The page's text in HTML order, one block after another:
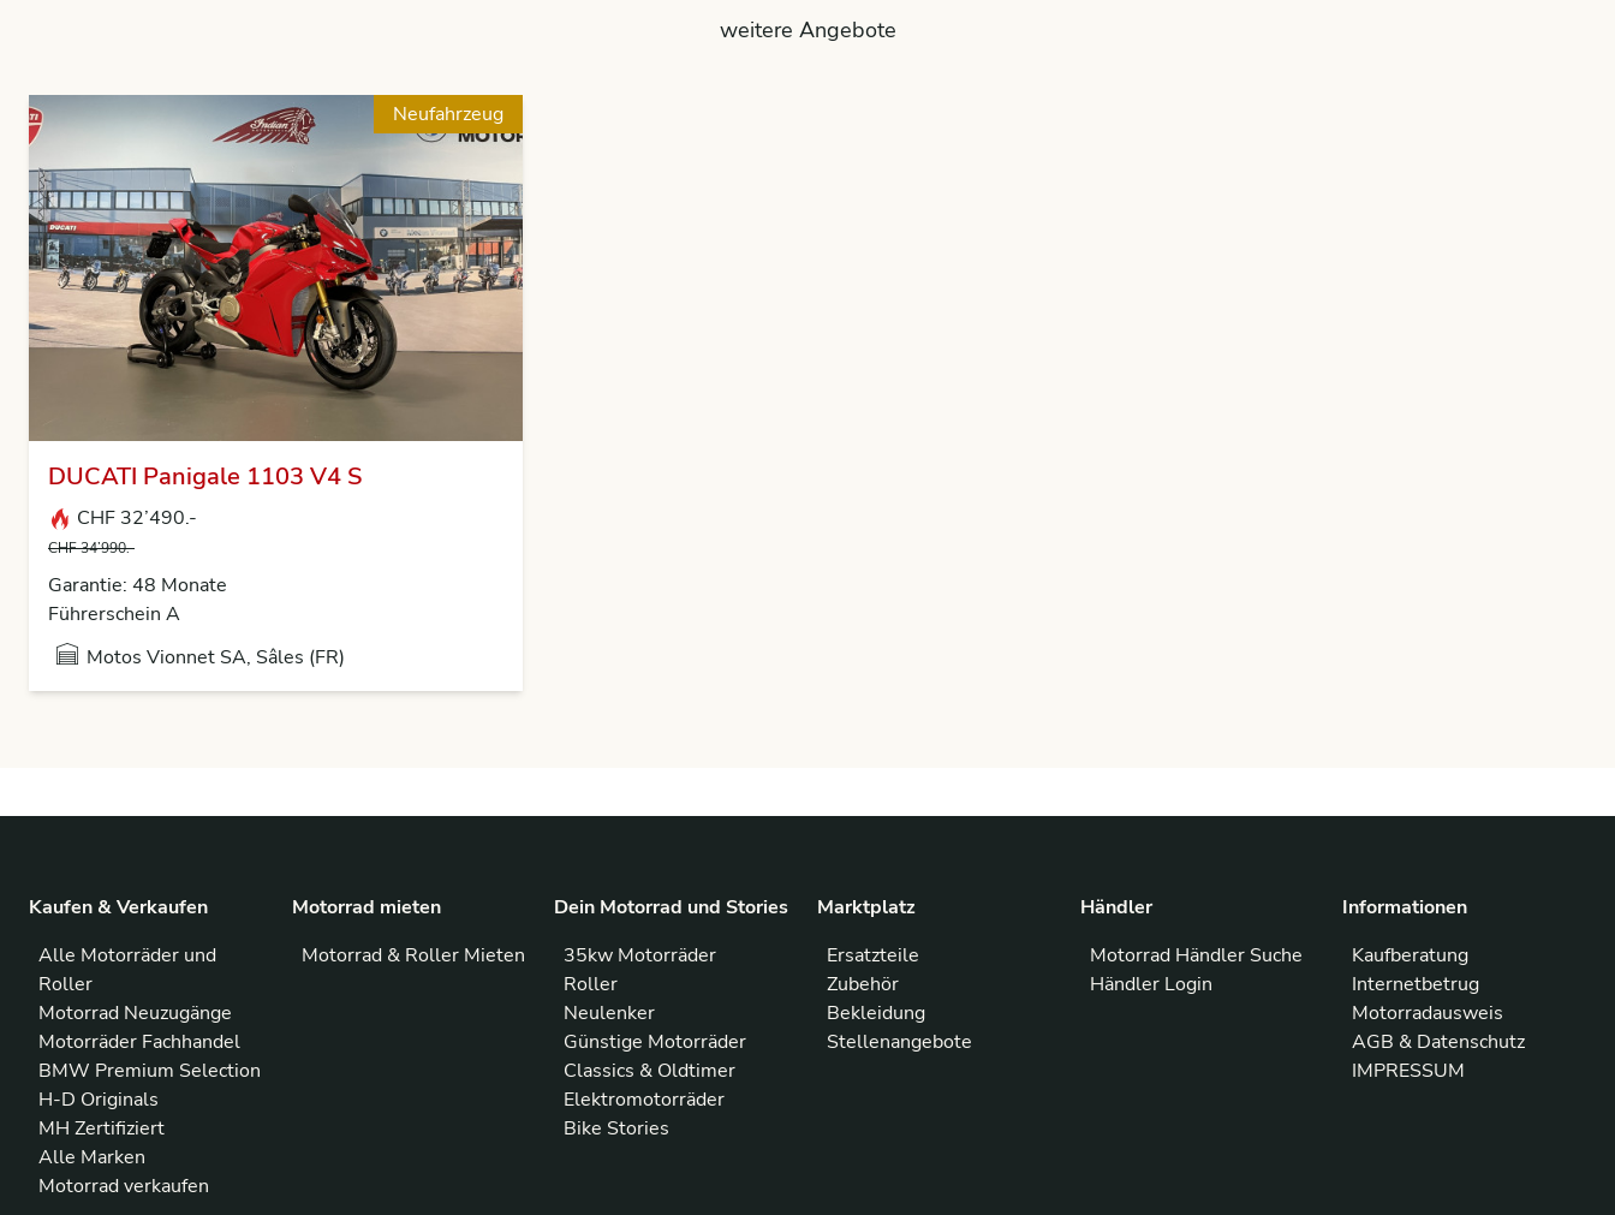
weitere Angebote
Neufahrzeug
DUCATI Panigale 1103 V4 S
CHF 32’490.-
CHF 34’990.-
Garantie: 48 Monate
Führerschein A
Motos Vionnet SA, Sâles (FR)
Kaufen & Verkaufen
Alle Motorräder und
Roller
Motorrad Neuzugänge
Motorräder Fachhandel
BMW Premium Selection
H-D Originals
MH Zertifiziert
Alle Marken
Motorrad verkaufen
Motorrad mieten
Motorrad & Roller Mieten
Dein Motorrad und Stories
35kw Motorräder
Roller
Neulenker
Günstige Motorräder
Classics & Oldtimer
Elektromotorräder
Bike Stories
Marktplatz
Ersatzteile
Zubehör
Bekleidung
Stellenangebote
Händler
Motorrad Händler Suche
Händler Login
Informationen
Kaufberatung
Internetbetrug
Motorradausweis
AGB & Datenschutz
IMPRESSUM